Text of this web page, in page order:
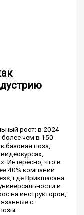
рост: в 2024
чем в 150
базовая поза,
Интересно, что в
40% компаний
где Врикшасана
и
на инструкторов,
с